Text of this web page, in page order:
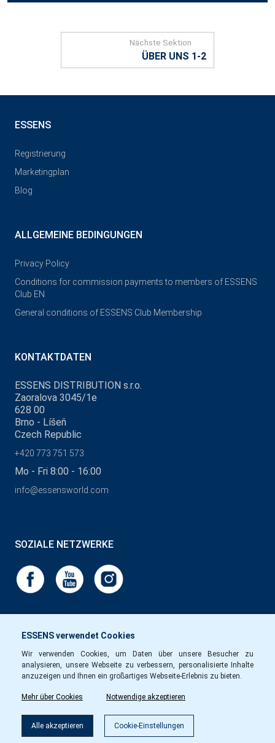
Nächste Sektion
ÜBER UNS 1-2
ESSENS verwendet Cookies
Wir verwenden Cookies, um Daten über unsere Besucher zu
analysieren, unsere Webseite zu verbessern, personalisierte Inhalte
anzuzeigen und Ihnen ein großartiges Webseite-Erlebnis zu bieten.
Mehr über Cookies Notwendige akzeptieren
Alle akzeptieren Cookie-Einstellungen
ESSENS
Registrierung
Marketingplan
Blog
ALLGEMEINE BEDINGUNGEN
Privacy Policy
Conditions for commission payments to members of ESSENS
Club EN
General conditions of ESSENS Club Membership
KONTAKTDATEN
ESSENS DISTRIBUTION s.r.o.
Zaoralova 3045/1e
628 00
Brno - Líšeň
Czech Republic
+420 773 751 573
Mo - Fri 8:00 - 16:00
info@essensworld.com
SOZIALE NETZWERKE